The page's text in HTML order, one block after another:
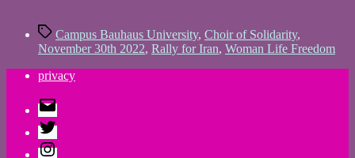
TagsCampus Bauhaus University, Choir of Solidarity,
November 30th 2022, Rally for Iran, Woman Life Freedom
privacy
E-
Mail
Twitter
Instagram